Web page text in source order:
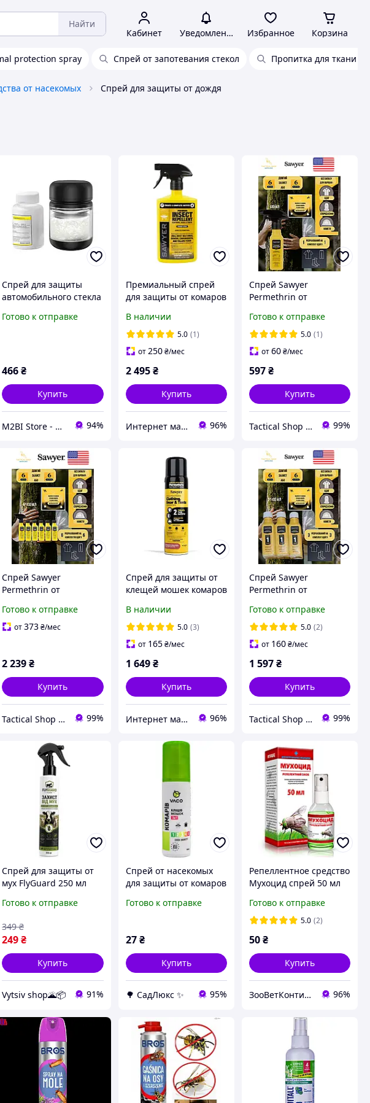
Найти
Кабинет Уведомления Избранное Корзина
protection spray Спрей от запотевания стекол Пропитка для ткани
от насекомых Спрей для защиты от дождя
Спрей для защиты
автомобильного стекла
Rainproof Agent 150 мл
Готово к отправке
466₴
Купить
M2BI Store - мир техники и аксессуаров 94%
Премиальный спрей
для защиты от комаров
Premium с
перметрином 710 мл
действие до 6 недель
В наличии
5.0 (1)
от250 ₴/мес
2 495 ₴
Купить
Интернет магазин Store7 96%
Спрей Sawyer
Permethrin от
класса для защиты
одежды, снаряжения ,
палаток,тригерний133
мм
Готово к отправке
5.0 (1)
от60₴/мес
597₴
Купить
Tactical Shop Ukraine 99%
Спрей Sawyer
Permethrin от
класса для защиты
одежды, снаряжения ,
Готово к отправке
от373₴/мес
2 239₴
Купить
Tactical Shop Ukraine 99%
Спрей для защиты от
клещей мошек комаров
перметрином 250 мл
действие 6 недель
В наличии
5.0 (3)
от 165 ₴/мес
1 649 ₴
Купить
Интернет магазин Store7 96%
Спрей Sawyer
Permethrin от
класса для защиты
одежды, снаряжения ,
палаток,(3*133) мм
Готово к отправке
5.0 (2)
от 160₴/мес
1 597₴
Купить
Tactical Shop Ukraine 99%
Спрей для защиты от
мух FlyGuard 250 мл
Готово к отправке
249₴
349 ₴
Купить
Vytsiv shop🌋📦 91%
Спрей от насекомых
для защиты от комаров
мл для активного
Готово к отправке
27 ₴
Купить
🌳 СадЛюкс ✨ 95%
Репеллентное средство
Мухоцид спрей 50 мл
животных от
кровососущих
Готово к отправке
5.0 (2)
50₴
Купить
ЗооВетКонтинент 96%